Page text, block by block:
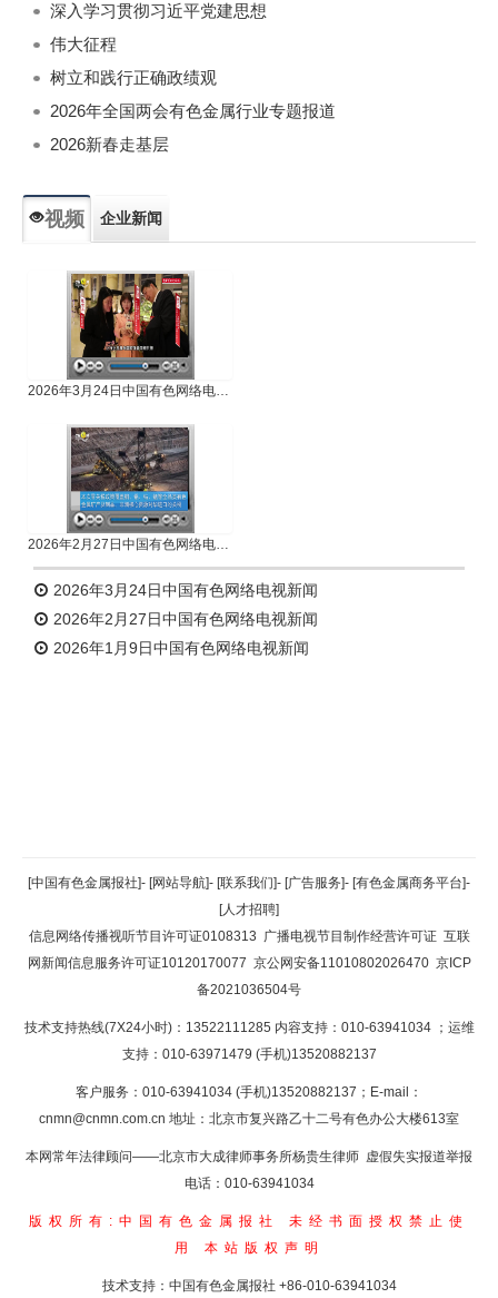
深入学习贯彻习近平党建思想
伟大征程
树立和践行正确政绩观
2026年全国两会有色金属行业专题报道
2026新春走基层
视频 企业新闻
2026年3月24日中国有色网络电视新闻
2026年2月27日中国有色网络电视新闻
2026年3月24日中国有色网络电视新闻
2026年2月27日中国有色网络电视新闻
2026年1月9日中国有色网络电视新闻
返回顶部
返回首页
[中国有色金属报社]- [网站导航]- [联系我们]- [广告服务]- [有色金属商务平台]-
[人才招聘]
信息网络传播视听节目许可证0108313 广播电视节目制作经营许可证 互联
网新闻信息服务许可证10120170077 京公网安备11010802026470 京ICP
备2021036504号
技术支持热线(7X24小时)：13522111285 内容支持：010-63941034 ；运维
支持：010-63971479 (手机)13520882137
客户服务：010-63941034 (手机)13520882137；E-mail：
cnmn@cnmn.com.cn 地址：北京市复兴路乙十二号有色办公大楼613室
本网常年法律顾问——北京市大成律师事务所杨贵生律师 虚假失实报道举报
电话：010-63941034
版权所有:中国有色金属报社
未经书面授权禁止使
用 本站版权声明
技术支持：中国有色金属报社 +86-010-63941034